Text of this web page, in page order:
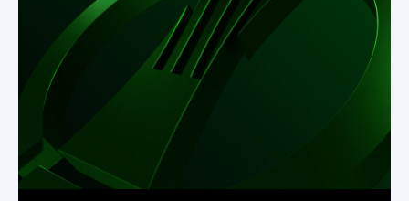
Лига чемпионов УЕФА
Лига Европы УЕФА
Лига конференций УЕФА
Лига 1, Чемпионат Франции